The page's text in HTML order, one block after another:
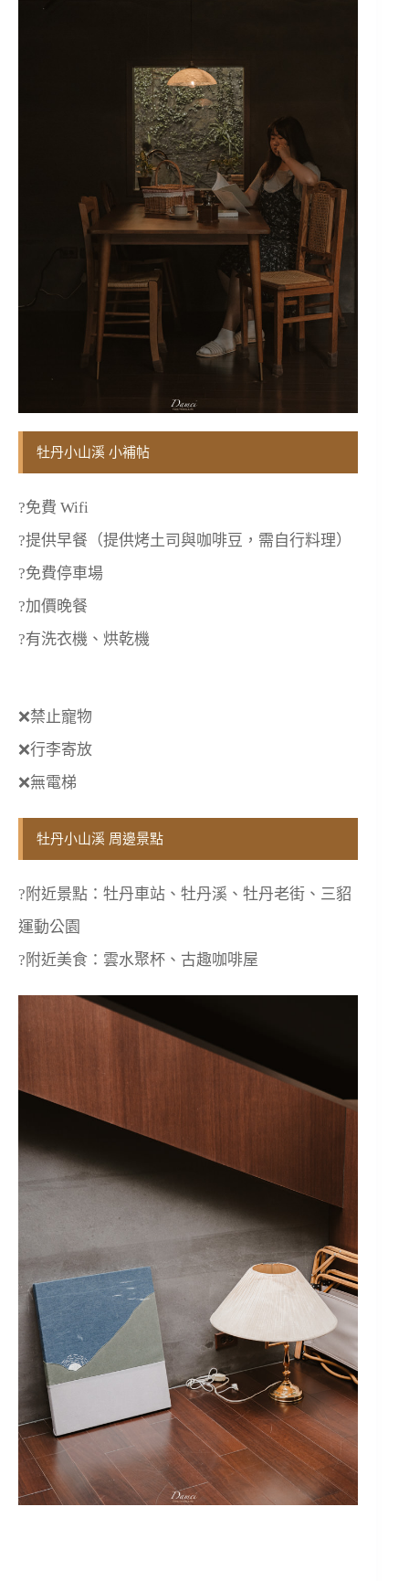
牡丹小山溪 小補帖
?免費 Wifi
?提供早餐（提供烤土司與咖啡豆，需自行料理）
?免費停車場
?加價晚餐
?有洗衣機、烘乾機
❌禁止寵物
❌行李寄放
❌無電梯
牡丹小山溪 周邊景點
?附近景點：牡丹車站、牡丹溪、牡丹老街、三貂
運動公園
?附近美食：雲水聚杯、古趣咖啡屋